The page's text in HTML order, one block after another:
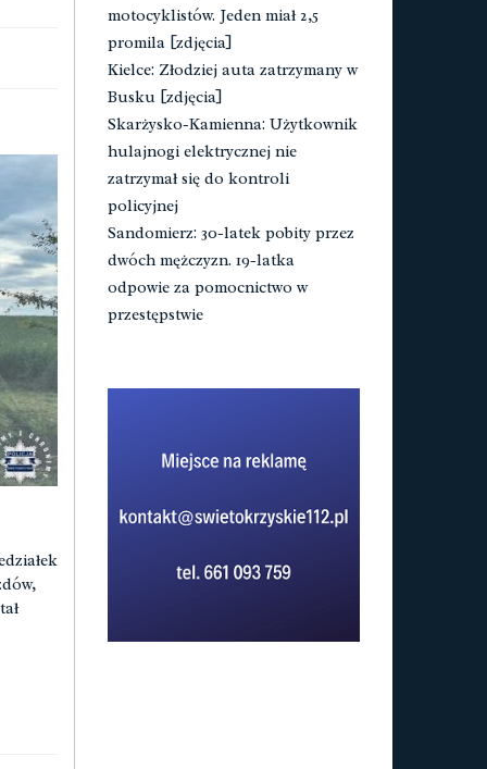
motocyklistów. Jeden miał 2,5
promila [zdjęcia]
Kielce: Złodziej auta zatrzymany w
Busku [zdjęcia]
Skarżysko-Kamienna: Użytkownik
hulajnogi elektrycznej nie
zatrzymał się do kontroli
policyjnej
Sandomierz: 30-latek pobity przez
dwóch mężczyzn. 19-latka
odpowie za pomocnictwo w
przestępstwie